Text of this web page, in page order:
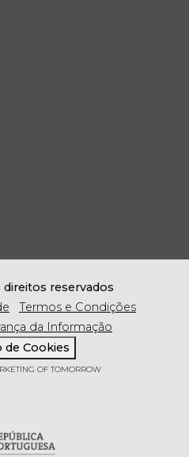
reservados
Termos e Condições
da Informação
de Cookies
OF TOMORROW